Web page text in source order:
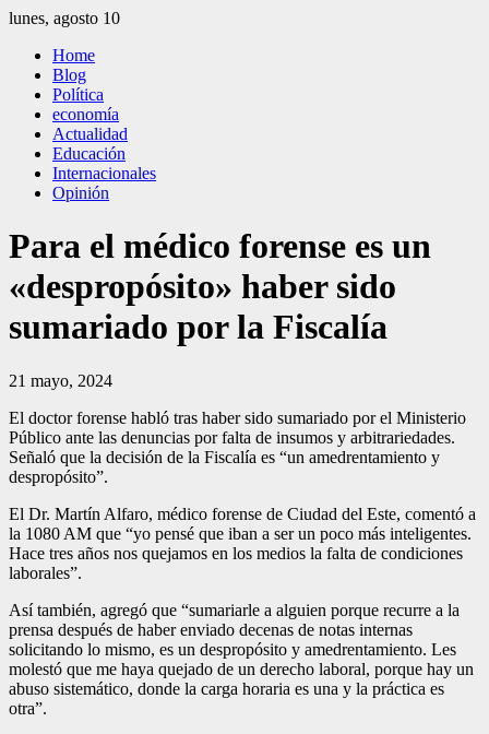
Saltar
contenido
lunes, agosto 10
El Independiente
El independiente Libre y Transparente
Home
Blog
Política
economía
Actualidad
Educación
Internacionales
Opinión
Para el médico forense es un
«despropósito» haber sido
sumariado por la Fiscalía
21 mayo, 2024
El doctor forense habló tras haber sido sumariado por el Ministerio
Público ante las denuncias por falta de insumos y arbitrariedades.
Señaló que la decisión de la Fiscalía es “un amedrentamiento y
despropósito”.
El Dr. Martín Alfaro, médico forense de Ciudad del Este, comentó a
la 1080 AM que “yo pensé que iban a ser un poco más inteligentes.
Hace tres años nos quejamos en los medios la falta de condiciones
laborales”.
Así también, agregó que “sumariarle a alguien porque recurre a la
prensa después de haber enviado decenas de notas internas
solicitando lo mismo, es un despropósito y amedrentamiento. Les
molestó que me haya quejado de un derecho laboral, porque hay un
abuso sistemático, donde la carga horaria es una y la práctica es
otra”.